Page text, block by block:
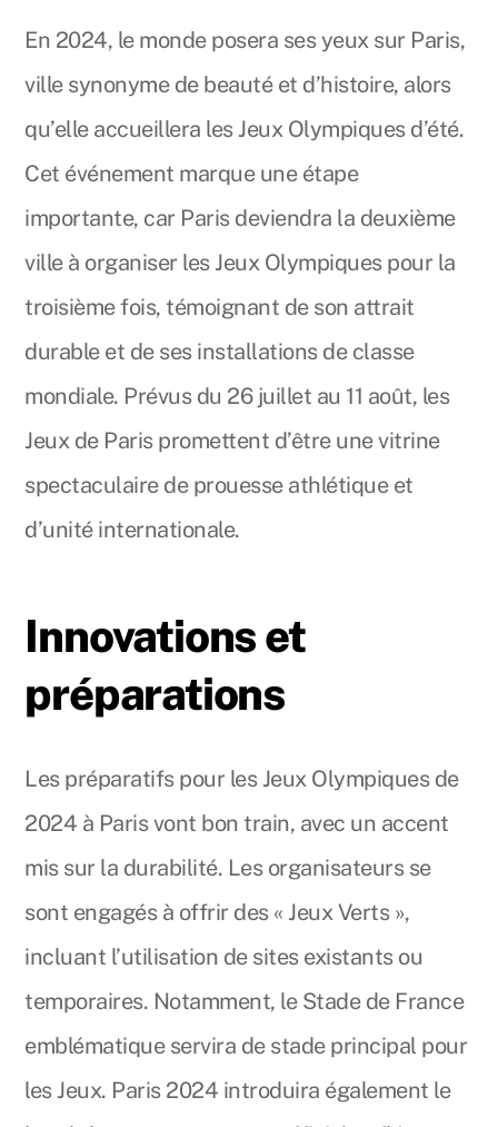
En 2024, le monde posera ses yeux sur Paris,
ville synonyme de beauté et d’histoire, alors
qu’elle accueillera les Jeux Olympiques d’été.
Cet événement marque une étape
importante, car Paris deviendra la deuxième
ville à organiser les Jeux Olympiques pour la
troisième fois, témoignant de son attrait
durable et de ses installations de classe
mondiale. Prévus du 26 juillet au 11 août, les
Jeux de Paris promettent d’être une vitrine
spectaculaire de prouesse athlétique et
d’unité internationale.
Innovations et
préparations
Les préparatifs pour les Jeux Olympiques de
2024 à Paris vont bon train, avec un accent
mis sur la durabilité. Les organisateurs se
sont engagés à offrir des « Jeux Verts »,
incluant l’utilisation de sites existants ou
temporaires. Notamment, le Stade de France
emblématique servira de stade principal pour
les Jeux. Paris 2024 introduira également le